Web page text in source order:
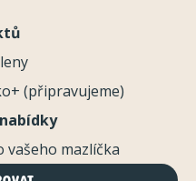
(připravujeme)
vašeho mazlíčka